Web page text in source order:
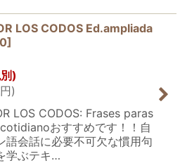
LOS CODOS Ed.ampliada
]
)
円)
LOS CODOS: Frases paras
おすすめです！！自
語会話に必要不可欠な慣用句
学ぶテキ…